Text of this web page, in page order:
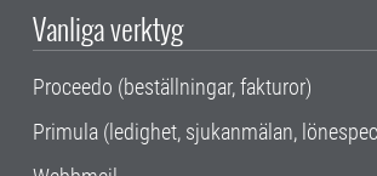
Vanliga verktyg
Proceedo (beställningar, fakturor)
Primula (ledighet, sjukanmälan,